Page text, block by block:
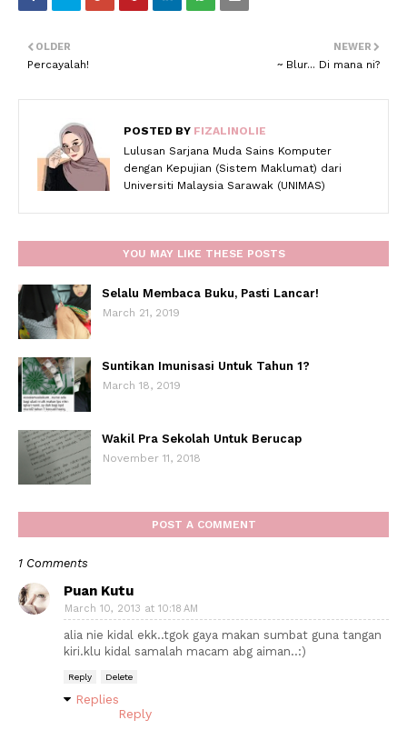
NEWER
~ Blur... Di mana ni?
OLDER
Percayalah!
POSTED BY FIZALINOLIE
Lulusan Sarjana Muda Sains Komputer
dengan Kepujian (Sistem Maklumat) dari
Universiti Malaysia Sarawak (UNIMAS)
YOU MAY LIKE THESE POSTS
Selalu Membaca Buku, Pasti Lancar!
March 21, 2019
Suntikan Imunisasi Untuk Tahun 1?
March 18, 2019
Wakil Pra Sekolah Untuk Berucap
November 11, 2018
POST A COMMENT
1 Comments
Puan Kutu
March 10, 2013 at 10:18 AM
alia nie kidal ekk..tgok gaya makan sumbat guna tangan
kiri.klu kidal samalah macam abg aiman..:)
Reply Delete
Replies
Reply